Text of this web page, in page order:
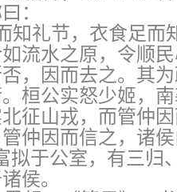
：
知礼节，衣食足而
流水之原，令顺
，因而去之。其
桓公实怒少姬，
征山戎，而管仲
仲因而信之，诸
拟于公室，有三归
侯。